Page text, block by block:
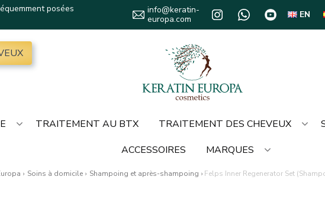
posées
info@keratin-
europa.com
EN
TRAITEMENT AU BTX TRAITEMENT DES CHEVEUX
ACCESSOIRES
MARQUES
› Soins à domicile › Shampoing et après-shampoing › Felps Inner Regenerator Set